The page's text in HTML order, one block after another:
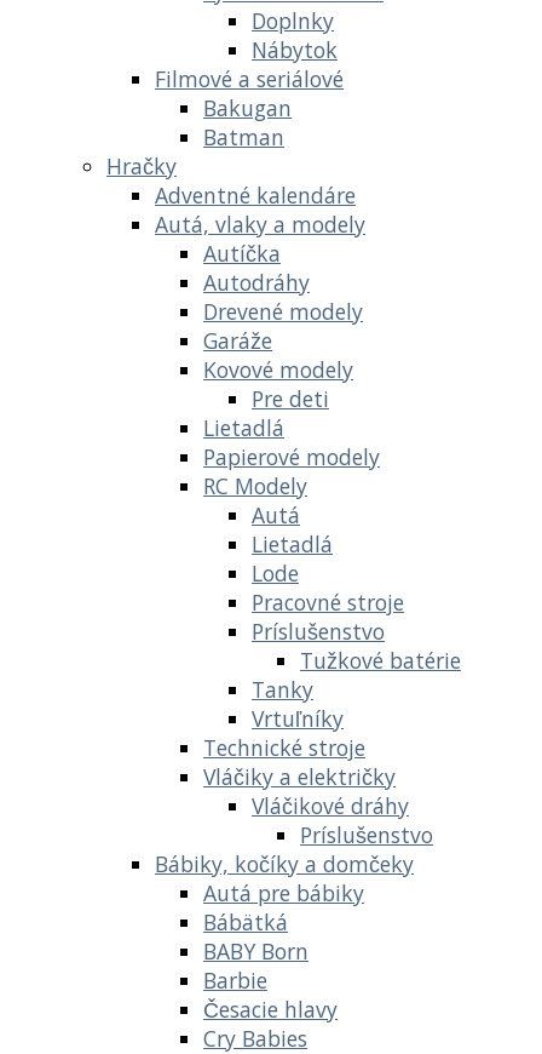
Doplnky
Nábytok
Filmové a seriálové
Bakugan
Batman
Hračky
Adventné kalendáre
Autá, vlaky a modely
Autíčka
Autodráhy
Drevené modely
Garáže
Kovové modely
Pre deti
Lietadlá
Papierové modely
RC Modely
Autá
Lietadlá
Lode
Pracovné stroje
Príslušenstvo
Tužkové batérie
Tanky
Vrtuľníky
Technické stroje
Vláčiky a električky
Vláčikové dráhy
Príslušenstvo
Bábiky, kočíky a domčeky
Autá pre bábiky
Bábätká
BABY Born
Barbie
Česacie hlavy
Cry Babies